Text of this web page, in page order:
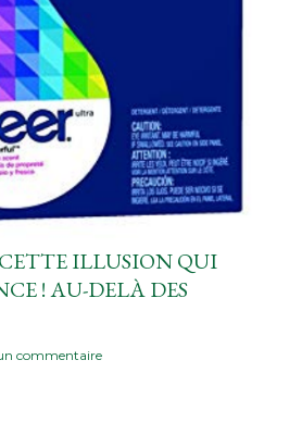
ILLUSION QUI
! AU-DELÀ DES
commentaire